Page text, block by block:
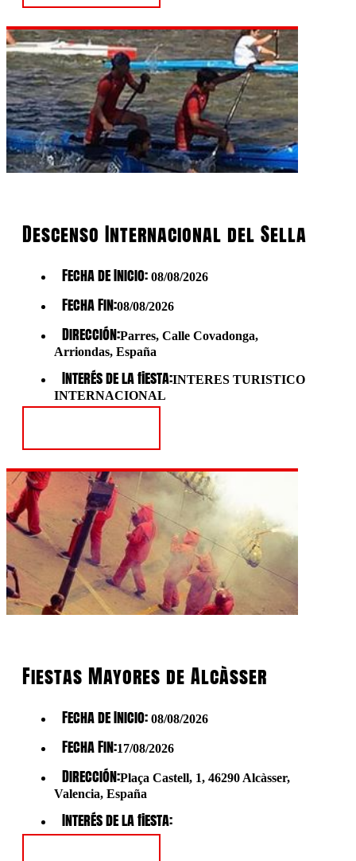
Descenso Internacional del Sella
Fecha de Inicio: 08/08/2026
Fecha Fin:08/08/2026
Dirección:Parres, Calle Covadonga,
Arriondas, España
Interés de la fiesta:INTERES TURISTICO
INTERNACIONAL
Fiestas Mayores de Alcàsser
Fecha de Inicio: 08/08/2026
Fecha Fin:17/08/2026
Dirección:Plaça Castell, 1, 46290 Alcàsser,
Valencia, España
Interés de la fiesta: